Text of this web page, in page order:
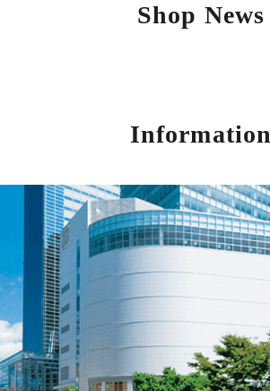
Shop News
Information